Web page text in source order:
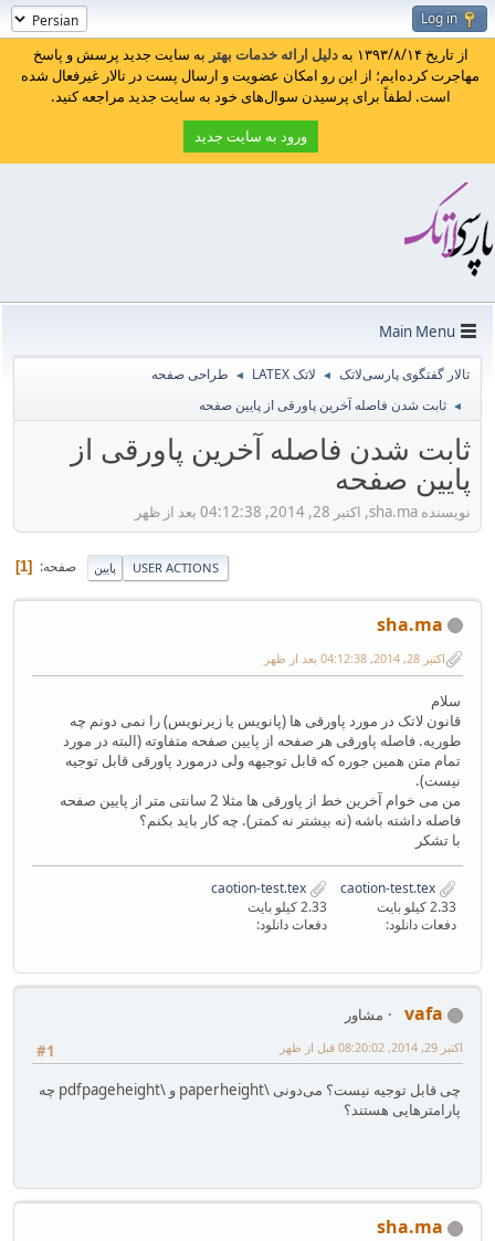
Log in
از تاریخ ۱۳۹۳/۸/۱۴ به دلیل ارائه خدمات بهتر به سایت جدید پرسش و پاسخ
مهاجرت کرده‌ایم؛ از این رو امکان عضویت و ارسال پست در تالار غیرفعال شده
است. لطفاً برای پرسیدن سوال‌های خود به سایت جدید مراجعه کنید.
ورود به سایت جدید
Main Menu
تالار گفتگوی پارسی‌لاتک ◄ لاتک LATEX ◄ طراحی صفحه
◄ ثابت شدن فاصله آخرین پاورقی از پایین صفحه
ثابت شدن فاصله آخرین پاورقی از
پایین صفحه
نویسنده sha.ma, اکتبر 28, 2014, 04:12:38 بعد از ظهر
پایین صفحه 1 USER ACTIONS
sha.ma
اکتبر 28, 2014, 04:12:38 بعد از ظهر
سلام
قانون لاتک در مورد پاورقی ها (پانویس یا زیرنویس) را نمی دونم چه
طوریه. فاصله پاورقی هر صفحه از پایین صفحه متفاوته (البته در مورد
تمام متن همین جوره که قابل توجیهه ولی درمورد پاورقی قابل توجیه
نیست).
من می خوام آخرین خط از پاورقی ها مثلا 2 سانتی متر از پایین صفحه
فاصله داشته باشه (نه بیشتر نه کمتر). چه کار باید بکنم؟
با تشکر
2.33 کیلو بایت
دفعات دانلود:
2.33 کیلو بایت
دفعات دانلود:
vafa
مشاور
#1
اکتبر 29, 2014, 08:20:02 قبل از ظهر
چی قابل توجیه نیست؟ می‌دونی \paperheight و \pdfpageheight چه
پارامترهایی هستند؟
sha.ma